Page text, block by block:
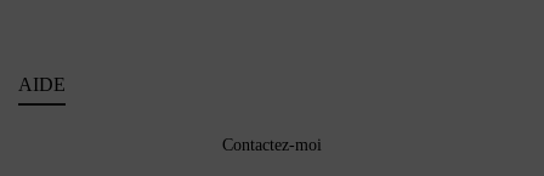
AIDE
Contactez-moi